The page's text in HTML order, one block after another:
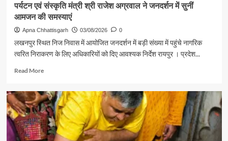
पर्यटन एवं संस्कृति मंत्री श्री राजेश अग्रवाल ने जनदर्शन में सुनीं
आमजन की समस्याएं
Apna Chhattisgarh 03/08/2026 0
लखनपुर स्थित निज निवास में आयोजित जनदर्शन में बड़ी संख्या में पहुंचे नागरिक
त्वरित निराकरण के लिए अधिकारियों को दिए आवश्यक निर्देश रायपुर । प्रदेश...
Read MoreRead
पर्यटन
एवं
संस्कृति
मंत्री
श्री